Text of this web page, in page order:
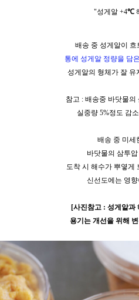
"성게알 +4℃
배송 중 성게알이 흐
통에 성게알 정량을 담
성게알의 형체가 잘 유
참고 : 배송중 바닷물의
실중량 5%정도 감
배송 중 미세
바닷물의 삼투
도착 시 해수가 뿌옇게
신선도에는 영
[사진참고 : 성게알과
용기는 개선을 위해